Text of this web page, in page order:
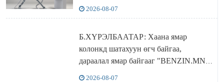
2026-08-07
Б.ХҮРЭЛБААТАР: Хаана ямар
колонкд шатахуун өгч байгаа,
дараалал ямар байгааг "BENZIN.MN”
2026-08-07